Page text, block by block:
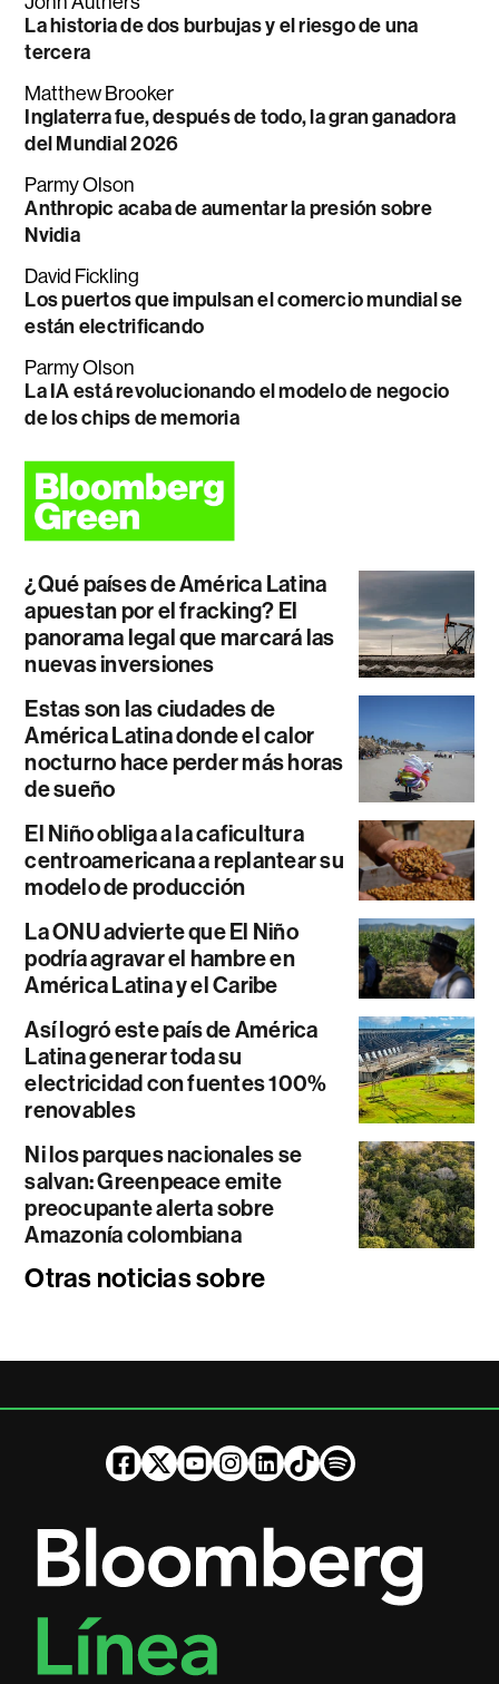
La historia de dos burbujas y el riesgo de una
tercera
Matthew Brooker
Inglaterra fue, después de todo, la gran ganadora
del Mundial 2026
Parmy Olson
Anthropic acaba de aumentar la presión sobre
Nvidia
David Fickling
Los puertos que impulsan el comercio mundial se
están electrificando
Parmy Olson
La IA está revolucionando el modelo de negocio
de los chips de memoria
¿Qué países de América Latina
apuestan por el fracking? El
panorama legal que marcará las
nuevas inversiones
Estas son las ciudades de
América Latina donde el calor
nocturno hace perder más horas
de sueño
El Niño obliga a la caficultura
centroamericana a replantear su
modelo de producción
La ONU advierte que El Niño
podría agravar el hambre en
América Latina y el Caribe
Así logró este país de América
Latina generar toda su
electricidad con fuentes 100%
renovables
Ni los parques nacionales se
salvan: Greenpeace emite
preocupante alerta sobre
Amazonía colombiana
Otras noticias sobre